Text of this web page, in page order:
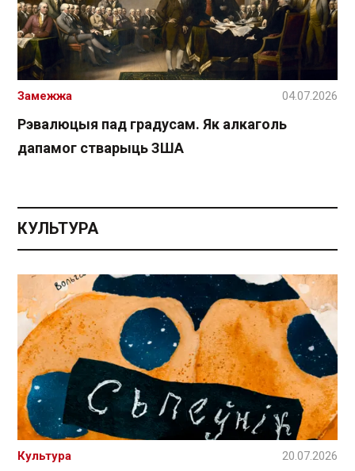
Рэвалюцыя пад градусам. Як алкаголь
дапамог стварыць ЗША
Замежжа 04.07.2026
КУЛЬТУРА
Культура 20.07.2026